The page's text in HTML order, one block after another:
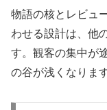
物語の核とレビュ
わせる設計は、他
す。観客の集中が
の谷が浅くなります